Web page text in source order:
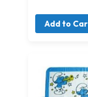
Add to